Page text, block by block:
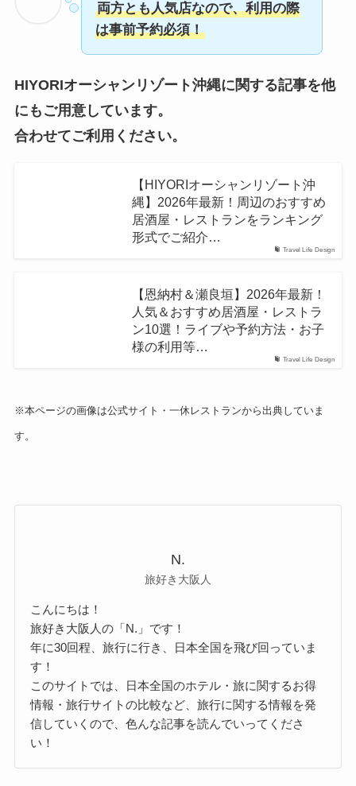
両方とも人気店なので、利用の際
は事前予約必須！
HIYORIオーシャンリゾート沖縄に関する記事を他
にもご用意しています。
合わせてご利用ください。
Travel Life Design
【HIYORIオーシャンリゾート沖
縄】2026年最新！周辺のおすすめ
居酒屋・レストランをランキング
形式でご紹介…
Travel Life Design
【恩納村＆瀬良垣】2026年最新！
人気＆おすすめ居酒屋・レストラ
ン10選！ライブや予約方法・お子
様の利用等…
※本ページの画像は公式サイト・一休レストランから出典していま
す。
N.
旅好き大阪人
こんにちは！
旅好き大阪人の「N.」です！
年に30回程、旅行に行き、日本全国を飛び回っていま
す！
このサイトでは、日本全国のホテル・旅に関するお得
情報・旅行サイトの比較など、旅行に関する情報を発
信していくので、色んな記事を読んでいってくださ
い！